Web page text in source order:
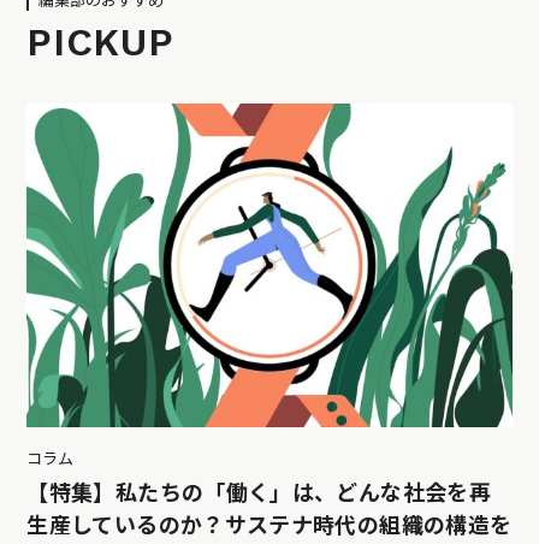
PICKUP
コラム
【特集】私たちの「働く」は、どんな社会を再
生産しているのか？サステナ時代の組織の構造を